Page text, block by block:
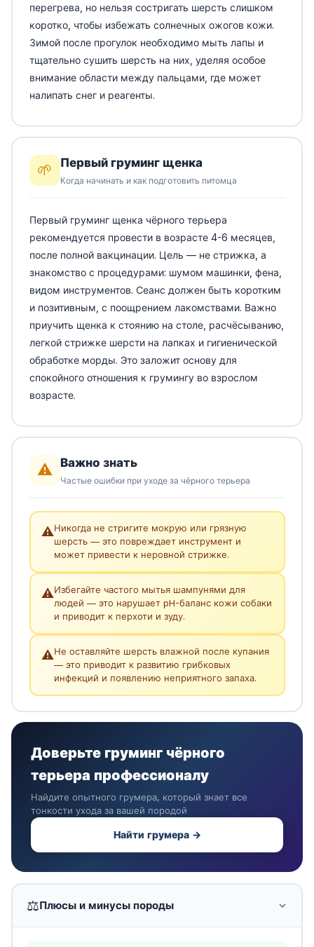
перегрева, но нельзя состригать шерсть слишком
коротко, чтобы избежать солнечных ожогов кожи.
Зимой после прогулок необходимо мыть лапы и
тщательно сушить шерсть на них, уделяя особое
внимание области между пальцами, где может
налипать снег и реагенты.
🌱 Первый груминг щенка
Когда начинать и как подготовить питомца
Первый груминг щенка чёрного терьера
рекомендуется провести в возрасте 4-6 месяцев,
после полной вакцинации. Цель — не стрижка, а
знакомство с процедурами: шумом машинки, фена,
видом инструментов. Сеанс должен быть коротким
и позитивным, с поощрением лакомствами. Важно
приучить щенка к стоянию на столе, расчёсыванию,
легкой стрижке шерсти на лапках и гигиенической
обработке морды. Это заложит основу для
спокойного отношения к грумингу во взрослом
возрасте.
⚠️ Важно знать
Частые ошибки при уходе за чёрного терьера
⚠️Никогда не стригите мокрую или грязную
шерсть — это повреждает инструмент и
может привести к неровной стрижке.
⚠️Избегайте частого мытья шампунями для
людей — это нарушает pH-баланс кожи собаки
и приводит к перхоти и зуду.
⚠️Не оставляйте шерсть влажной после купания
— это приводит к развитию грибковых
инфекций и появлению неприятного запаха.
Доверьте груминг чёрного
терьера профессионалу
Найдите опытного грумера, который знает все
тонкости ухода за вашей породой
Найти грумера →
⚖️Плюсы и минусы породы